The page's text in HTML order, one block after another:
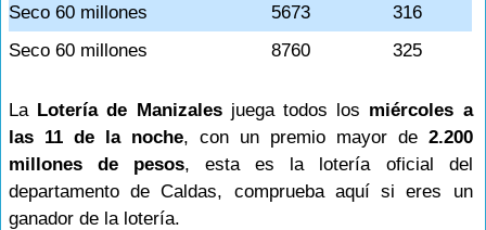
Seco 60 millones
5673
316
Seco 60 millones
8760 325
La Lotería de Manizalesjuega todos los miércoles a
las 11 de la noche, con un premio mayor de 2.200
millones de pesos, esta es la lotería oficial del
departamento de Caldas, comprueba aquí si eres un
ganador de la lotería.